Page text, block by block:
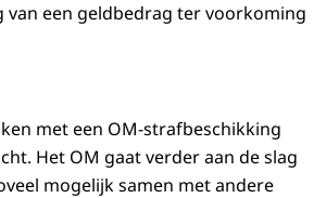
van een geldbedrag ter voorkoming
met een OM-strafbeschikking
Het OM gaat verder aan de slag
mogelijk samen met andere